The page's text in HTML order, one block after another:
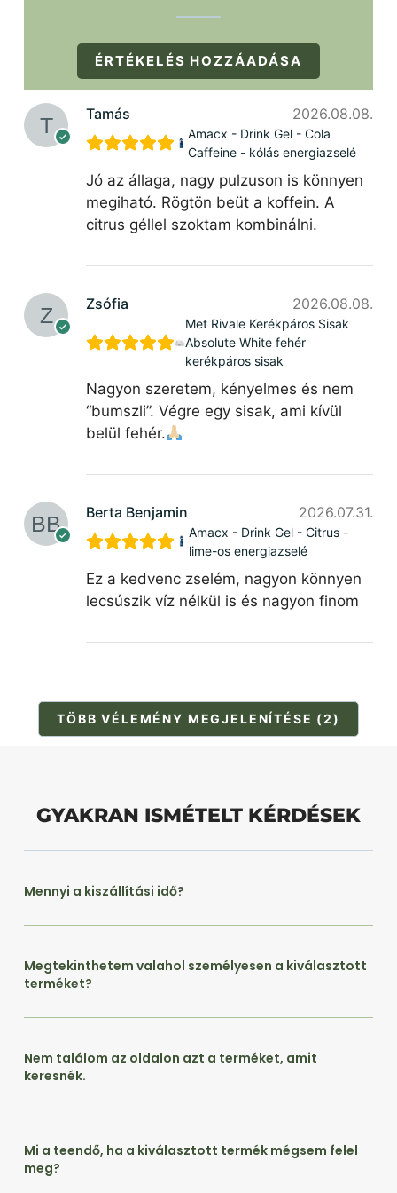
ÉRTÉKELÉS HOZZÁADÁSA
Tamás 2026.08.08.
Amacx - Drink Gel - Cola
Caffeine - kólás energiazselé
Jó az állaga, nagy pulzuson is könnyen
megiható. Rögtön beüt a koffein. A
citrus géllel szoktam kombinálni.
Zsófia 2026.08.08.
Met Rivale Kerékpáros Sisak
Absolute White fehér
kerékpáros sisak
Nagyon szeretem, kényelmes és nem
“bumszli”. Végre egy sisak, ami kívül
belül fehér.
Berta Benjamin 2026.07.31.
Amacx - Drink Gel - Citrus -
lime-os energiazselé
Ez a kedvenc zselém, nagyon könnyen
lecsúszik víz nélkül is és nagyon finom
TÖBB VÉLEMÉNY MEGJELENÍTÉSE (2)
GYAKRAN ISMÉTELT KÉRDÉSEK
Mennyi a kiszállítási idő?
Megtekinthetem valahol személyesen a kiválasztott
terméket?
Nem találom az oldalon azt a terméket, amit
keresnék.
Mi a teendő, ha a kiválasztott termék mégsem felel
meg?